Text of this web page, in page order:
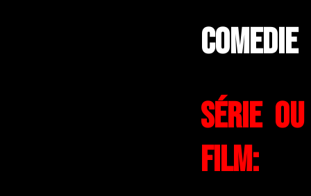
Comedie
Série ou
Film: